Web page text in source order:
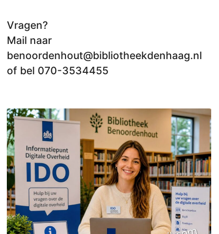
Vragen?
Mail naar
benoordenhout@bibliotheekdenhaag.nl
of bel 070-3534455